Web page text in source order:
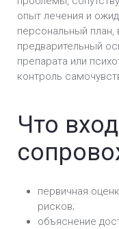
опыт лечения и
персональный
предварительный
препарата или
контроль
Что
первичная
рисков;
объяснение